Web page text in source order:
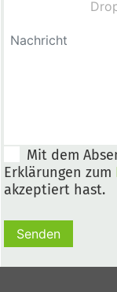
Mit dem
Erklärungen zum
akzeptiert hast.
Senden